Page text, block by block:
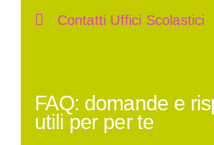
Contatti Uffici Scolastici
FAQ: domande e
utili per per te